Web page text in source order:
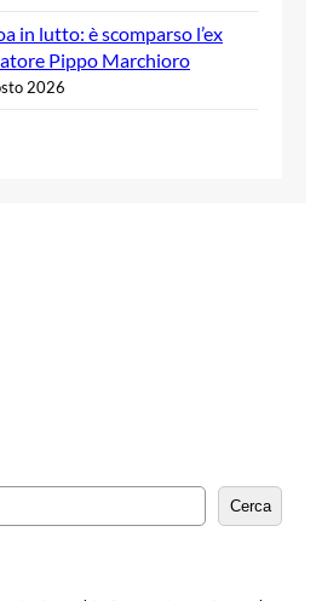
in lutto: è scomparso l’ex
Pippo Marchioro
2026
e
Cerca